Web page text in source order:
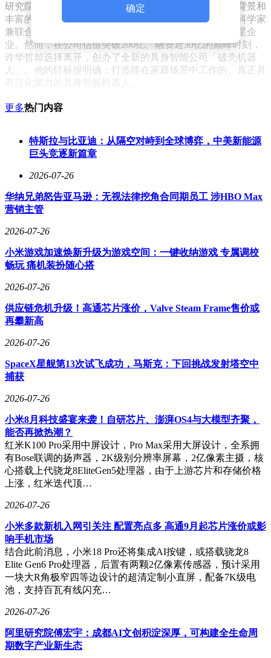
研究院助理教授，许华哲在机器人领域有着深厚的学术背景和
丰富的实践经验。2023年，他加入「星海图」担任首席科学家
兼联合创始人，助力该公司成为中国具身智能领域的明星企
业。然而，在公司估值突破200亿、融资近30亿的巅峰时刻，
许华哲却选择离开，创办了全新的具身智能公司「破壳机器
人」。他的目标很明确：打造能在家庭场景中工作的、真正具
有泛化能力的具身智能机器人。
许华哲对家庭机器人的执着源于他年少时的梦想。初高中时
人强化学习方向，梦想着将机器人送入千家万户。他理想中的
家庭机器人，虽非无所不能，但能完成上一代机器人无法完成
长序列、多步骤任务。在他看来，这种创业方向的选择不仅带
有强烈的审美追求，更蕴含着深远的影响力。泛化性的本质是
用最简洁优雅的模型解决人类复杂的生活问题，将AI真正转
他认为，当前大量机器人厂商将人形机器人送进工厂，完成传
统机械臂就能胜任的工作，本质上是在用新的人形做旧时代的
厂场景更混乱随机，且数据丰富，是训练通用模型的最佳土
壤。真正的AGI应该在家庭场景中诞生和运用。
为了追赶时机，「破壳机器人」在创业短短一个月内就完成了
融资、核心团队组建、具身模型训练和硬件迭代等多项工作。
本领投，顺为资本、弘晖基金等一线美元基金，小米战投、星
海图等知名产业方，以及BV百度风投、英诺天使基金、水木
速获得资本青睐，得益于许华哲在关键技术路线上的独特选
择。
在关键技术路线方面，许华哲放弃了行业主流的VLA（视觉-
语言-动作）基座模型方案，转而构建一种能直接输入和输
出“视频-动作”的世界模型。在模型结构上，他提出了独特
的“UAG架构”，用并联式预训练替代过去的瀑布式级联，并
将强化学习贯穿预训练与部署全过程，实现了训练效率的五倍
提升。在数据与硬件层面，他通过UMI、外骨骼和第一人称视
本体的闭环迭代。据许华哲透露，「破壳机器人」第一代32B
参数规模的具身世界模型已完成首轮训练，正处于数据迭代的
关键爬坡期。在硬件层面，为数据采集量身定制的手套硬件已
迭代了五六个版本。
在接受采访时，许华哲分享了他离开「星海图」创立新公司的
机器人。虽然2023年加入星海图时也考虑过直接创业，但当时
刚从美国回来，在叉院工作才一年左右，要兼顾教职和创业挑
战很大。加入优秀团队做联创是更稳妥的选择，且星海图的宣
传理念与他的部分想法吻合。如今，新公司虽成立仅一个月，
确定
更多热门内容
特斯拉与比亚迪：从隔空对峙到全球博弈，中美新能源
巨头竞逐新篇章
2026-07-26
华纳兄弟怒告亚马逊：无视法律挖角合同期员工 涉HBO Max
营销主管
2026-07-26
小米游戏加速焕新升级为游戏空间：一键收纳游戏 专属调校
畅玩 痛机装扮随心搭
2026-07-26
供应链危机升级！高通芯片涨价，Valve Steam Frame售价或
再攀新高
2026-07-26
SpaceX星舰第13次试飞成功，马斯克：下回挑战发射塔空中
捕获
2026-07-26
小米8月科技盛宴来袭！自研芯片、澎湃OS4与大模型齐聚，
能否再掀热潮？
红米K100 Pro采用中屏设计，Pro Max采用大屏设计，全系拥
有Bose联调的扬声器，2K级别分辨率屏幕，2亿像素主摄，核
心搭载上代骁龙8EliteGen5处理器，由于上游芯片和存储价格
上涨，红米迭代顶…
2026-07-26
小米多款新机入网引关注 配置亮点多 高通9月起芯片涨价或影
响手机市场
结合此前消息，小米18 Pro还将集成AI按键，或搭载骁龙8
Elite Gen6 Pro处理器，后置有两颗2亿像素传感器，预计采用
一块大R角极窄四等边设计的超清定制小直屏，配备7K级电
池，支持百瓦有线闪充…
2026-07-26
阿里研究院傅宏宇：成都AI文创积淀深厚，可构建全生命周
期数字产业新生态